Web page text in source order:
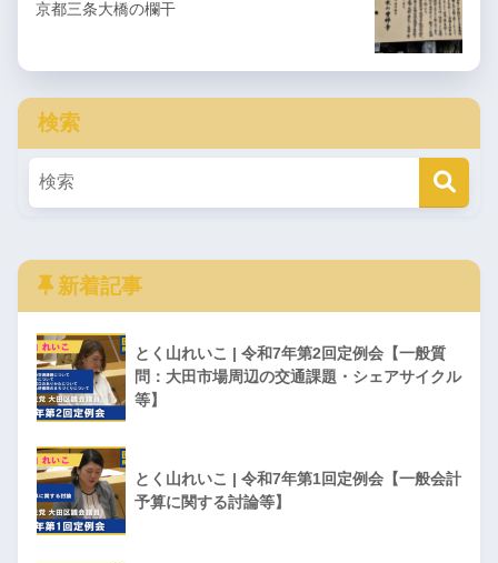
京都三条大橋の欄干
検索
新着記事
とく山れいこ | 令和7年第2回定例会【一般質
問：大田市場周辺の交通課題・シェアサイクル
等】
とく山れいこ | 令和7年第1回定例会【一般会計
予算に関する討論等】